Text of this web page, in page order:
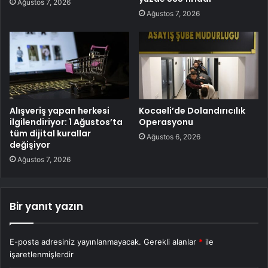
Ağustos 7, 2026
Ağustos 7, 2026
Alışveriş yapan herkesi
ilgilendiriyor: 1 Ağustos’ta
tüm dijital kurallar
değişiyor
Ağustos 7, 2026
Kocaeli’de Dolandırıcılık
Operasyonu
Ağustos 6, 2026
Bir yanıt yazın
E-posta adresiniz yayınlanmayacak. Gerekli alanlar * ile
işaretlenmişlerdir